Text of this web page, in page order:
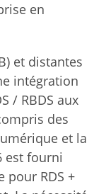
en
et distantes
intégration
/ RBDS aux
des
et la
est fourni
pour RDS +